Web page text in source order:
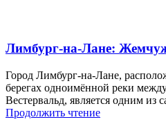
Лимбург-на-Лане:
Город Лимбург-на-Лане,
берегах одноимённой реки
Вестервальд, является одним из
Продолжить чтение